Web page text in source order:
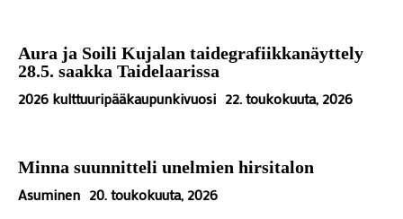
Aura ja Soili Kujalan taidegrafiikkanäyttely
28.5. saakka Taidelaarissa
2026 kulttuuripääkaupunkivuosi 22. toukokuuta, 2026
Minna suunnitteli unelmien hirsitalon
Asuminen 20. toukokuuta, 2026